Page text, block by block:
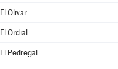
El Olivar
El Ordial
El Pedregal